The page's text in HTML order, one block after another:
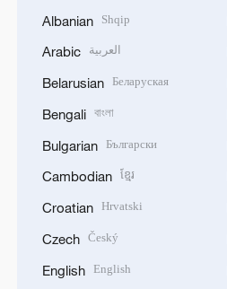
Albanian Shqip
Arabic العربية
Belarusian Беларуская
Bengali বাংলা
Bulgarian Български
Cambodian ខ្មែរ
Croatian Hrvatski
Czech Český
English English